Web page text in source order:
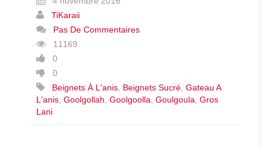
TiKaraii
Pas De Commentaires
11169
0
0
Beignets À L'anis Beignets Sucré Gateau A
L'anis Goolgollah Goolgoolla Goulgoula Gros
Lani